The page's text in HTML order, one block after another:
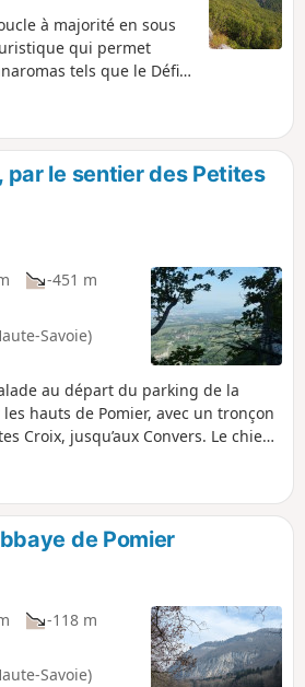
à majorité en sous
qui permet
tels que le Défilé
de Saint-André
l'Albanais et les
par le sentier des Petites
-451 m
Savoie)
au départ du parking de la
hauts de Pomier, avec un tronçon
Croix, jusqu’aux Convers. Le chien
de Pomier
-118 m
Savoie)